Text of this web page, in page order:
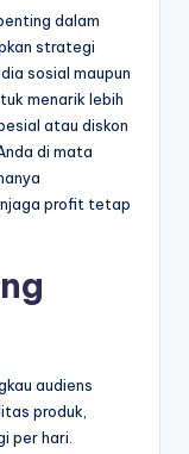
dalam
strategi
sosial maupun
menarik lebih
atau diskon
di mata
profit tetap
audiens
produk,
per hari.